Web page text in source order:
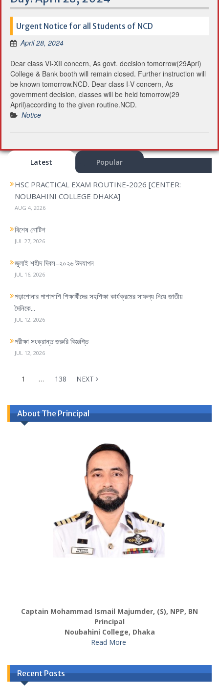
Urgent Notice for all Students of NCD
April 28, 2024
Dear class VI-XII concern, As govt. decision tomorrow(29Aprl)
College & Bank booth will remain closed. Further instruction will
be known tomorrow.NCD. Dear class I-V concern, As
government decision, classes will be held tomorrow(29
April)according to the given routine.NCD.
Notice
Latest Popular
HSC PRACTICAL EXAM ROUTINE-2026 [CENTER:
NOUBAHINI COLLEGE DHAKA]
AUG 4, 2026
বিশেষ নোটিশ
JUL 27, 2026
জুলাই শহীদ দিবস–২০২৬ উদযাপন
JUL 16, 2026
পড়াশোনার পাশাপাশি শিক্ষার্থীদের সহশিক্ষা কার্যক্রমের সাফল্য নিয়ে জাতীয়
দৈনিকে...
JUL 12, 2026
পরীক্ষা সংক্রান্ত জরুরি বিজ্ঞপ্তি
JUL 12, 2026
1 … 138 NEXT
About The Principal
Captain Mohammad Ismail Majumder, (S), NPP, BN
Principal
Noubahini College, Dhaka
Read More
Recent Posts